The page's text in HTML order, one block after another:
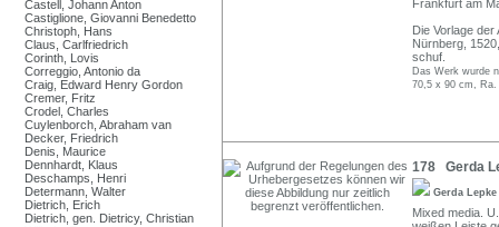
Castell, Johann Anton
Castiglione, Giovanni Benedetto
Christoph, Hans
Claus, Carlfriedrich
Corinth, Lovis
Correggio, Antonio da
Craig, Edward Henry Gordon
Cremer, Fritz
Crodel, Charles
Cuylenborch, Abraham van
Decker, Friedrich
Denis, Maurice
Dennhardt, Klaus
Deschamps, Henri
Determann, Walter
Dietrich, Erich
Dietrich, gen. Dietricy, Christian
Frankfurt am
Die Vorlage
Nürnberg,
schuf.
Das Werk wurde
70,5 x 90 cm,
178 Gerda
Gerda Lepke
Mixed media.